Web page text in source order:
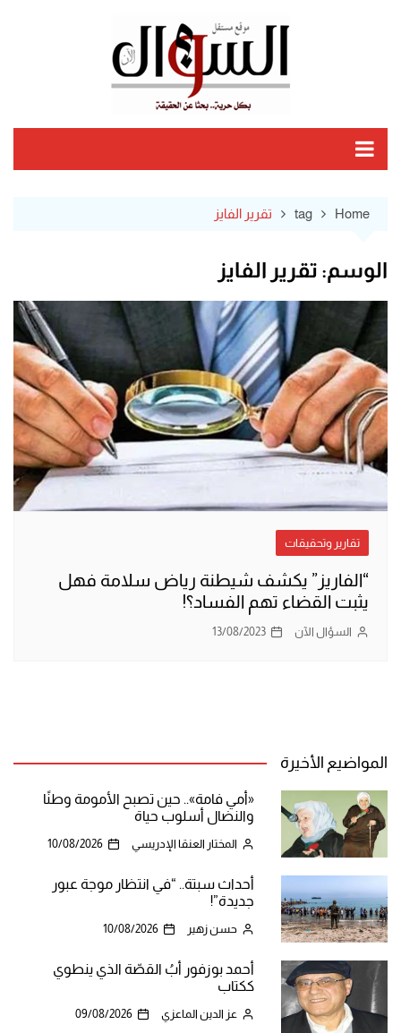
Home
tag تقرير الفايز
الوسم: تقرير الفايز
تقارير وتحقيقات
“الفاريز” يكشف شيطنة رياض سلامة فهل
يثبت القضاء تهم الفساد؟!
السؤال الآن 13/08/2023
المواضيع الأخيرة
«أمي فامة».. حين تصبح الأمومة وطنًا
والنضال أسلوب حياة
المختار العنقا الإدريسي 10/08/2026
أحداث سبتة.. “في انتظار موجة عبور
جديدة”!
حسن زهير 10/08/2026
أحمد بوزفور أبُ القصّة الذي ينطوي
ككتاب
عز الدين الماعزي 09/08/2026